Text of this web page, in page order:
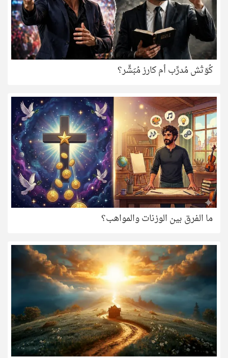
كُوَتْش مُدرِّب أم كارز مُبَشِّر؟
ما الفرق بين الوزنات والمواهب؟